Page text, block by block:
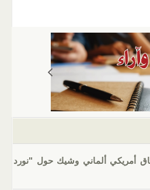
gr
a
m
s
A
p
p
أمريكي ألماني وشيك حول "نورد